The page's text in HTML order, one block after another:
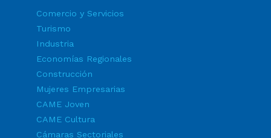
Comercio y Servicios
Turismo
Industria
Economías Regionales
Construcción
Mujeres Empresarias
CAME Joven
CAME Cultura
Cámaras Sectoriales